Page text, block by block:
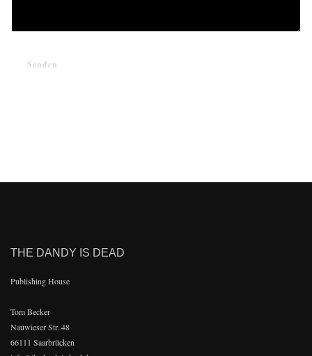
THE DANDY IS DEAD
Publishing House
Tom Becker
Nauwieser Str. 48
66111 Saarbrücken